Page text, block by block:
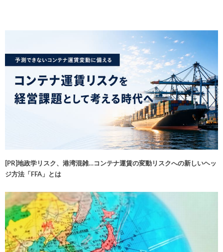
[PR]地政学リスク、港湾混雑…コンテナ運賃の変動リスクへの新しいヘッ
ジ方法「FFA」とは